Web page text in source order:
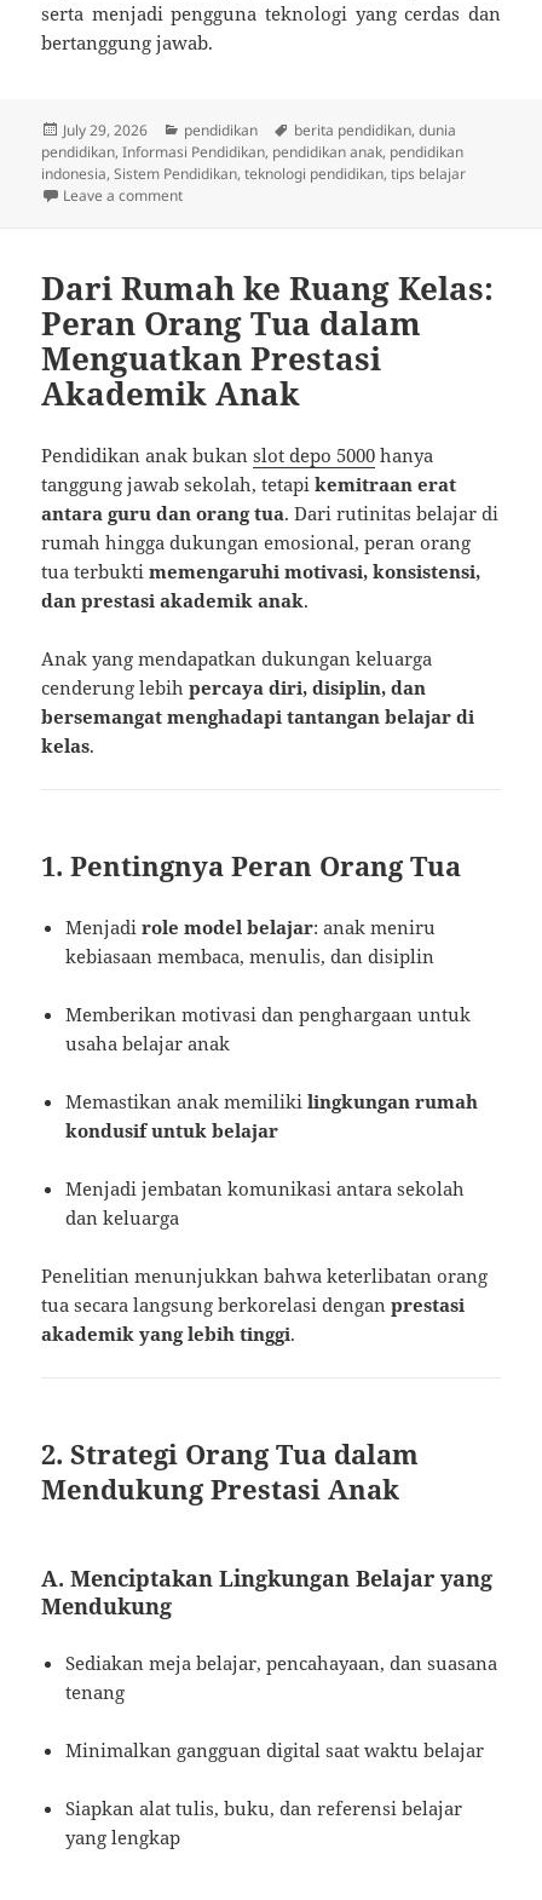
serta menjadi pengguna teknologi yang cerdas dan
bertanggung jawab.
Posted
on
July 29, 2026 Categories
pendidikan Tags
berita pendidikan,dunia
pendidikan,Informasi Pendidikan, pendidikan anak, pendidikan
indonesia,Sistem Pendidikan,teknologi pendidikan,tips belajar
Leave a commenton AI Meningkatkan Kemampuan Berpikir Kritis
Dari Rumah ke Ruang Kelas:
Peran Orang Tua dalam
Menguatkan Prestasi
Akademik Anak
Pendidikan anak bukanslot depo 5000 hanya
tanggung jawab sekolah, tetapikemitraan erat
antara guru dan orang tua. Dari rutinitas belajar di
rumah hingga dukungan emosional, peran orang
tua terbuktimemengaruhi motivasi, konsistensi,
dan prestasi akademik anak.
Anak yang mendapatkan dukungan keluarga
cenderung lebihpercaya diri, disiplin, dan
bersemangat menghadapi tantangan belajar di
kelas.
1. Pentingnya Peran Orang Tua
Menjadirole model belajar: anak meniru
kebiasaan membaca, menulis, dan disiplin
Memberikan motivasi dan penghargaan untuk
usaha belajar anak
Memastikan anak memilikilingkungan rumah
kondusif untuk belajar
Menjadi jembatan komunikasi antara sekolah
dan keluarga
Penelitian menunjukkan bahwa keterlibatan orang
tua secara langsung berkorelasi denganprestasi
akademik yang lebih tinggi.
2. Strategi Orang Tua dalam
Mendukung Prestasi Anak
A. Menciptakan Lingkungan Belajar yang
Mendukung
Sediakan meja belajar, pencahayaan, dan suasana
tenang
Minimalkan gangguan digital saat waktu belajar
Siapkan alat tulis, buku, dan referensi belajar
yang lengkap